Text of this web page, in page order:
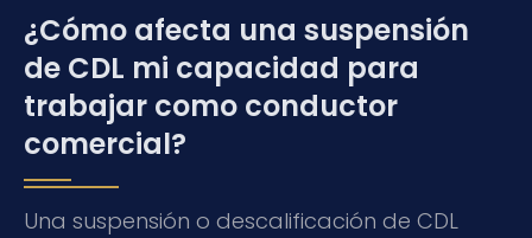
¿Cómo afecta una suspensión
de CDL mi capacidad para
trabajar como conductor
comercial?
Una suspensión o descalificación de CDL